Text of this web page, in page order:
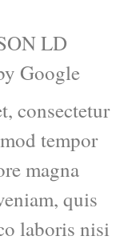
LD
Google
consectetur
tempor
magna
quis
laboris nisi